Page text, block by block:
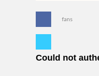
fans
Could not